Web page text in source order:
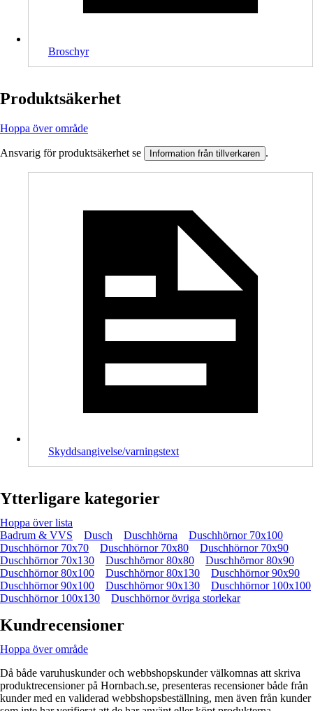
Broschyr
Produktsäkerhet
Hoppa över område
Ansvarig för produktsäkerhet se Information från tillverkaren .
Skyddsangivelse/varningstext
Ytterligare kategorier
Hoppa över lista
Badrum & VVS
Dusch Duschhörna
Duschhörnor 70x100
Duschhörnor 70x70
Duschhörnor 70x80
Duschhörnor 70x90
Duschhörnor 70x130
Duschhörnor 80x80
Duschhörnor 80x90
Duschhörnor 80x100
Duschhörnor 80x130
Duschhörnor 90x90
Duschhörnor 90x100
Duschhörnor 90x130
Duschhörnor 100x100
Duschhörnor 100x130
Duschhörnor övriga storlekar
Kundrecensioner
Hoppa över område
Då både varuhuskunder och webbshopskunder välkomnas att skriva
produktrecensioner på Hornbach.se, presenteras recensioner både från
kunder med en validerad webbshopsbeställning, men även från kunder